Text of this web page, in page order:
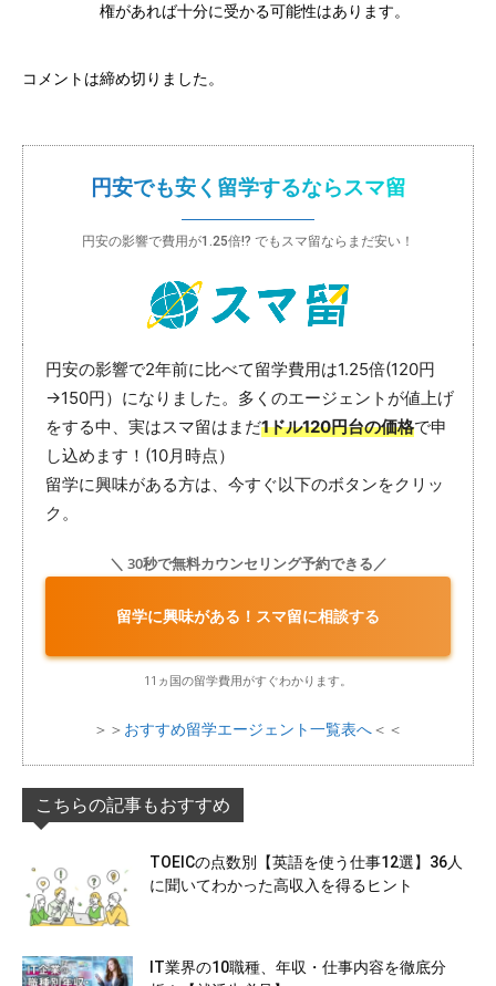
権があれば十分に受かる可能性はあります。
コメントは締め切りました。
円安でも安く留学するならスマ留
円安の影響で費用が1.25倍!? でもスマ留ならまだ安い！
円安の影響で2年前に比べて留学費用は1.25倍(120円
→150円）になりました。多くのエージェントが値上げ
をする中、実はスマ留はまだ1ドル120円台の価格で申
し込めます！(10月時点）
留学に興味がある方は、今すぐ以下のボタンをクリッ
ク。
＼ 30秒で無料カウンセリング予約できる／
留学に興味がある！スマ留に相談する
11ヵ国の留学費用がすぐわかります。
＞＞ おすすめ留学エージェント一覧表へ ＜＜
こちらの記事もおすすめ
TOEICの点数別【英語を使う仕事12選】36人
に聞いてわかった高収入を得るヒント
IT業界の10職種、年収・仕事内容を徹底分